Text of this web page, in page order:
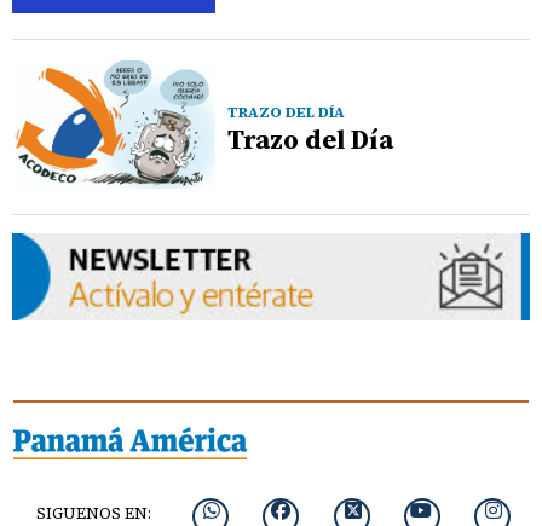
TRAZO DEL DÍA
Trazo del Día
SIGUENOS EN: